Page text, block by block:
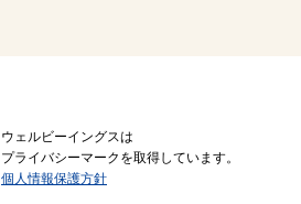
ウェルビーイングスは
プライバシーマークを取得しています。
個人情報保護方針